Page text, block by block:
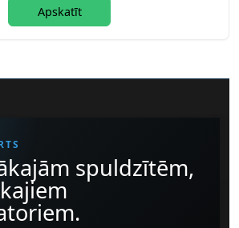
Apskatīt
spuldzītēm,